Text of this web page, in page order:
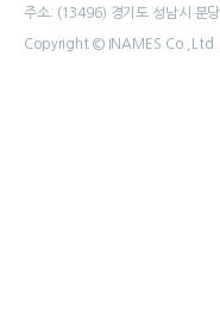
주소: (13496) 경기도 성남시 분
Copyright © INAMES Co.,Ltd.